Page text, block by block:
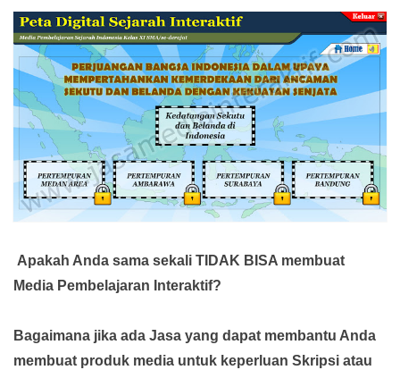
Apakah Anda sama sekali TIDAK BISA membuat
Media Pembelajaran Interaktif?
Bagaimana jika ada Jasa yang dapat membantu Anda
membuat produk media untuk keperluan Skripsi atau